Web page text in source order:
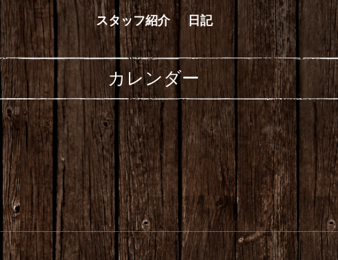
スタッフ紹介
日記
カレンダー